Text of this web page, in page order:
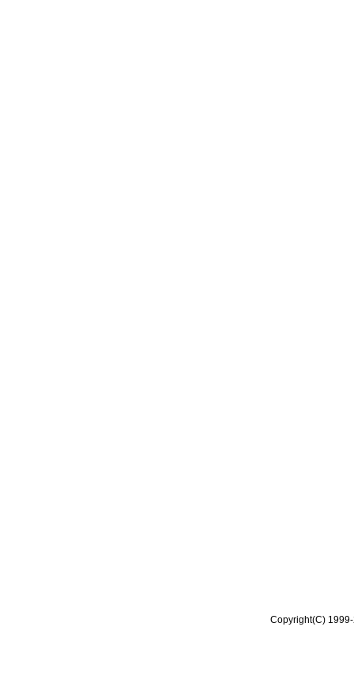
Copyright(C)